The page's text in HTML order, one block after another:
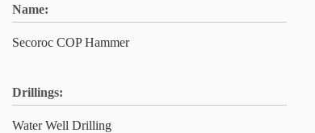
Name:
Secoroc COP Hammer
Drillings:
Water Well Drilling